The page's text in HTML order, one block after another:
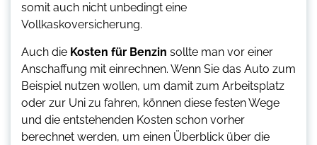
somit auch nicht unbedingt eine
Vollkaskoversicherung.
Auch die Kosten für Benzin sollte man vor einer
Anschaffung mit einrechnen. Wenn Sie das Auto zum
Beispiel nutzen wollen, um damit zum Arbeitsplatz
oder zur Uni zu fahren, können diese festen Wege
und die entstehenden Kosten schon vorher
berechnet werden, um einen Überblick über die